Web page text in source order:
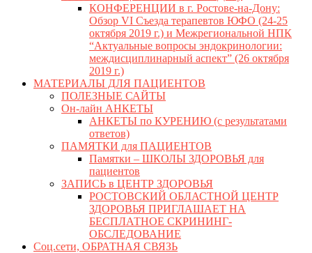
КОНФЕРЕНЦИИ в г. Ростове-на-Дону:
Обзор VI Съезда терапевтов ЮФО (24-25
октября 2019 г.) и Межрегиональной НПК
“Актуальные вопросы эндокринологии:
междисциплинарный аспект” (26 октября
2019 г.)
МАТЕРИАЛЫ ДЛЯ ПАЦИЕНТОВ
ПОЛЕЗНЫЕ САЙТЫ
Он-лайн АНКЕТЫ
АНКЕТЫ по КУРЕНИЮ (с результатами
ответов)
ПАМЯТКИ для ПАЦИЕНТОВ
Памятки – ШКОЛЫ ЗДОРОВЬЯ для
пациентов
ЗАПИСЬ в ЦЕНТР ЗДОРОВЬЯ
РОСТОВСКИЙ ОБЛАСТНОЙ ЦЕНТР
ЗДОРОВЬЯ ПРИГЛАШАЕТ НА
БЕСПЛАТНОЕ СКРИНИНГ-
ОБСЛЕДОВАНИЕ
Соц.сети, ОБРАТНАЯ СВЯЗЬ